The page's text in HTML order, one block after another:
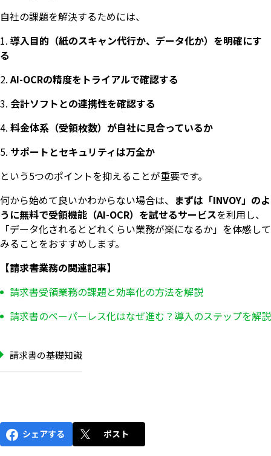
自社の課題を解決するためには、
導入目的（紙のスキャン代行か、データ化か）を明確にす
る
AI-OCRの精度をトライアルで確認する
会計ソフトとの連携性を確認する
料金体系（受領枚数）が自社に見合っているか
サポートとセキュリティは万全か
という5つのポイントを抑えることが重要です。
何から始めて良いかわからない場合は、 まずは「INVOY」のよ
うに無料で受領機能（AI-OCR）を試せるサービスを利用し、
「データ化されるとどれくらい業務が楽になるか」を体感して
みることをおすすめします。
【請求書業務の関連記事】
請求書受領業務の課題と効率化の方法を解説
請求書のペーパーレス化はなぜ進む？導入のステップを解説
請求書の基礎知識
シェアする ポスト